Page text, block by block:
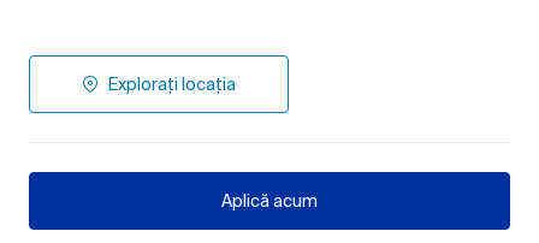
Explorați locația
Aplică acum